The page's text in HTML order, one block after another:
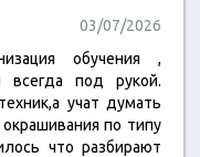
03/07/2026
обучения ,
всегда под рукой.
учат думать
по типу
что разбирают